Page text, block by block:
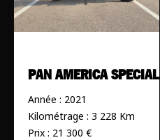
PAN AMERICA SPECIAL
Année : 2021
Kilométrage : 3 228 Km
Prix : 21 300 €